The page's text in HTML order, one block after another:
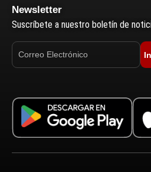
Newsletter
Suscríbete a nuestro boletín de